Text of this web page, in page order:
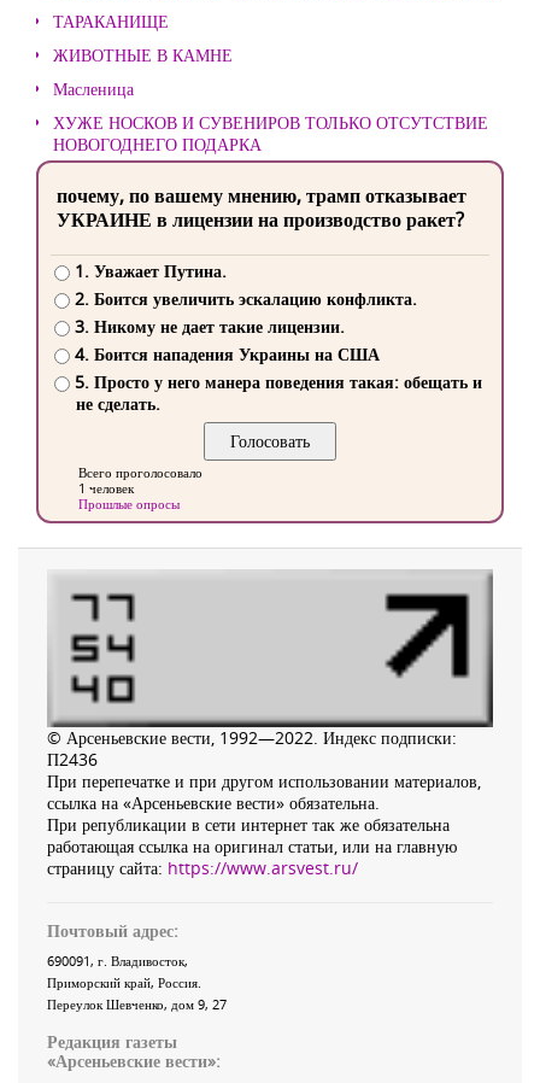
ТАРАКАНИЩЕ
ЖИВОТНЫЕ В КАМНЕ
Масленица
ХУЖЕ НОСКОВ И СУВЕНИРОВ ТОЛЬКО ОТСУТСТВИЕ
НОВОГОДНЕГО ПОДАРКА
почему, по вашему мнению, трамп отказывает
УКРАИНЕ в лицензии на производство ракет?
1. Уважает Путина.
2. Боится увеличить эскалацию конфликта.
3. Никому не дает такие лицензии.
4. Боится нападения Украины на США
5. Просто у него манера поведения такая: обещать и
не сделать.
Всего проголосовало
1 человек
Прошлые опросы
© Арсеньевские вести, 1992—2022. Индекс подписки:
П2436
При перепечатке и при другом использовании материалов,
ссылка на «Арсеньевские вести» обязательна.
При републикации в сети интернет так же обязательна
работающая ссылка на оригинал статьи, или на главную
страницу сайта: https://www.arsvest.ru/
Почтовый адрес:
690091, г. Владивосток,
Приморский край, Россия
Переулок Шевченко, дом 9, 27
Редакция газеты
«Арсеньевские вести»: